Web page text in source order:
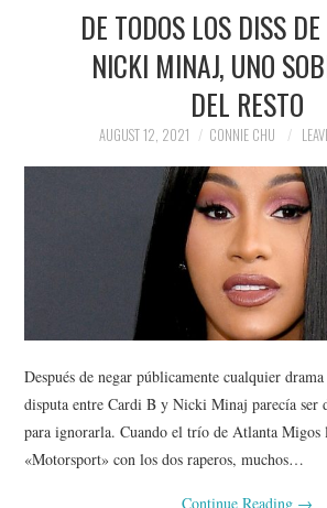
DE TODOS LOS DISS
NICKI MINAJ, UNO
DEL RESTO
AUGUST 12, 2021 CONNIE CHU
Después de negar públicamente cualquier
disputa entre Cardi B y Nicki Minaj parecía ser
para ignorarla. Cuando el trío de Atlanta Migos
«Motorsport» con los dos raperos, muchos…
Continue Reading →